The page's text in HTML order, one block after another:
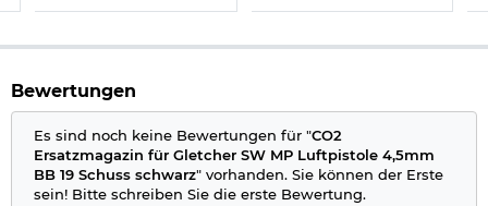
Bewertungen
Es sind noch keine Bewertungen für "CO2
Ersatzmagazin für Gletcher SW MP Luftpistole 4,5mm
BB 19 Schuss schwarz" vorhanden. Sie können der Erste
sein! Bitte schreiben Sie die erste Bewertung.